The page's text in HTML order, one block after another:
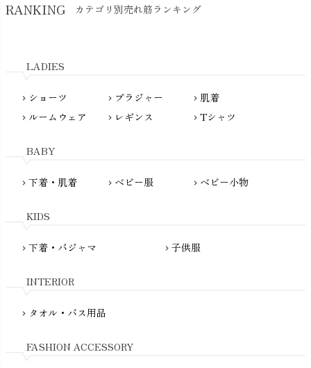
生活アートクラブ
nanadecor（ナナデェコール）
PeopleTree（ピープルツリー）
PRISTINE（プリスティン）
fromF（フロムエフ）
Lovingly Organics（ラビングリー）
Madame MO（マダムモー）
maggies（マギーズ）
MATONA（マトナ）
mini rodini（ミニロディーニ）
My Little Cozmo（マイリトルコズモ）
NATURAPURA（ナチュラプラ）
NewNative（ニューネイティブ）
RANKING カテゴリ別売れ筋ランキング
LADIES
chevron_right ショーツ chevron_right ブラジャー chevron_right 肌着
chevron_right ルームウェア chevron_right レギンス chevron_rightTシャツ
BABY
chevron_right 下着・肌着 chevron_right ベビー服 chevron_right ベビー小物
KIDS
chevron_right 下着・パジャマ chevron_right 子供服
INTERIOR
chevron_right タオル・バス用品
FASHION ACCESSORY